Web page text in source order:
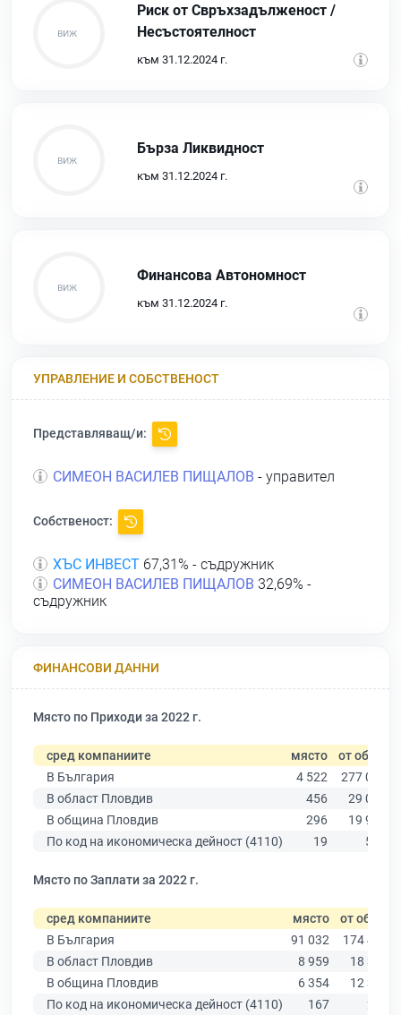
Риск от Свръхзадълженост /
Несъстоятелност
към 31.12.2024 г.
Бърза Ликвидност
към 31.12.2024 г.
Финансова Автономност
към 31.12.2024 г.
УПРАВЛЕНИЕ И СОБСТВЕНОСТ
Представляващ/и:
СИМЕОН ВАСИЛЕВ ПИЩАЛОВ - управител
Собственост:
ХЪС ИНВЕСТ 67,31% - съдружник
СИМЕОН ВАСИЛЕВ ПИЩАЛОВ 32,69% -
съдружник
ФИНАНСОВИ ДАННИ
Място по Приходи за 2022 г.
сред компаниите място от общо
В България
4 522
277 019
В област Пловдив
456
29 067
В община Пловдив
296
19 939
По код на икономическа дейност (4110)
19 568
Място по Заплати за 2022 г.
сред компаниите място от общо
В България
91 032
174 403
В област Пловдив
8 959
18 305
В община Пловдив
6 354
12 387
По код на икономическа дейност (4110)
167 244